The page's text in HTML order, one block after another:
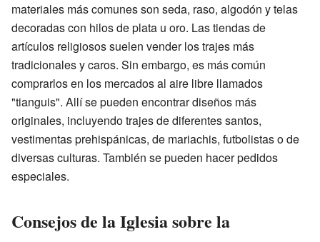
materiales más comunes son seda, raso, algodón y telas
decoradas con hilos de plata u oro. Las tiendas de
artículos religiosos suelen vender los trajes más
tradicionales y caros. Sin embargo, es más común
comprarlos en los mercados al aire libre llamados
"tianguis". Allí se pueden encontrar diseños más
originales, incluyendo trajes de diferentes santos,
vestimentas prehispánicas, de mariachis, futbolistas o de
diversas culturas. También se pueden hacer pedidos
especiales.
Consejos de la Iglesia sobre la